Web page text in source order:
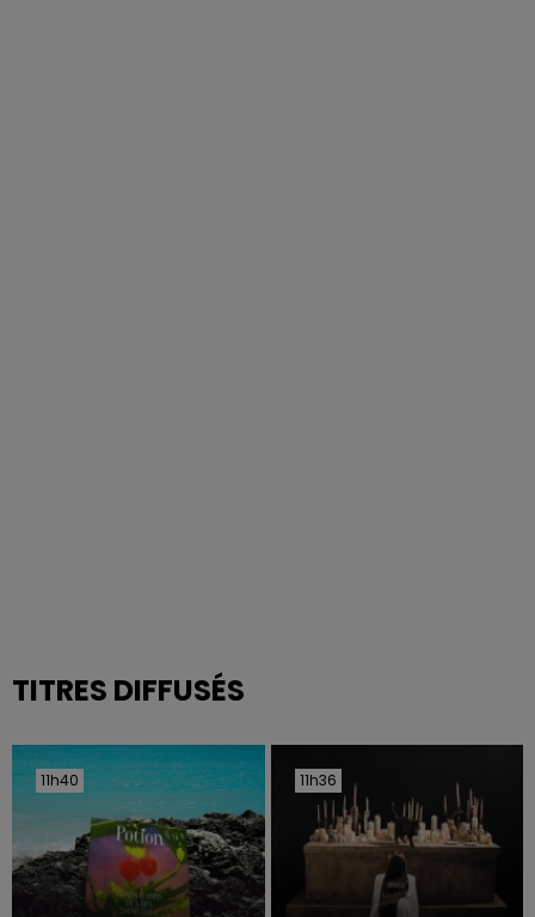
TITRES DIFFUSÉS
11h40
11h40 11h36
11h36